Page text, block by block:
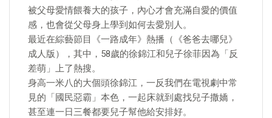
被父母愛情餵養大的孩子，內心才會充滿自愛的價值
感，也會從父母身上學到如何去愛別人。
最近在綜藝節目《一路成年》熱播（《爸爸去哪兒》
成人版），其中，58歲的徐錦江和兒子徐菲因為「反
差萌」上了熱搜。
身高一米八的大個頭徐錦江，一反我們在電視劇中常
見的「國民惡霸」本色，一起床就到處找兒子撒嬌，
甚至連一日三餐都要兒子幫他給安排好。